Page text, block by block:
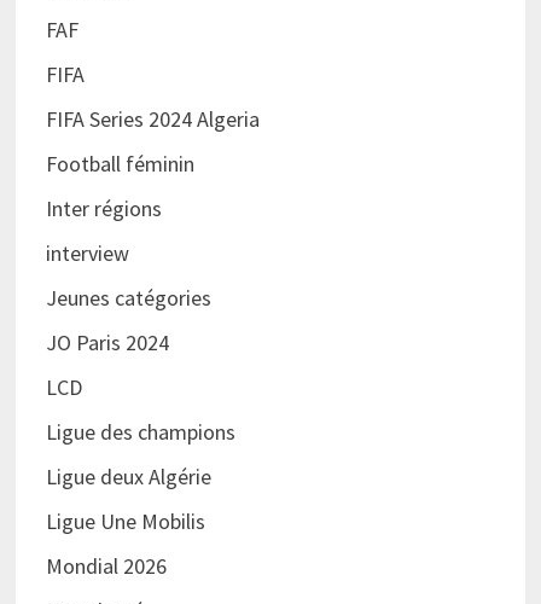
FAF
FIFA
FIFA Series 2024 Algeria
Football féminin
Inter régions
interview
Jeunes catégories
JO Paris 2024
LCD
Ligue des champions
Ligue deux Algérie
Ligue Une Mobilis
Mondial 2026